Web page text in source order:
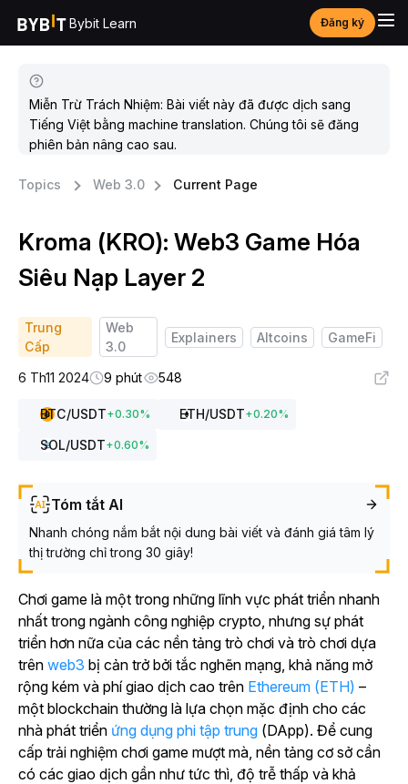
Bybit Learn Đăng ký
Miễn Trừ Trách Nhiệm: Bài viết này đã được dịch sang
Tiếng Việt bằng machine translation. Chúng tôi sẽ đăng
phiên bản nâng cao sau.
Topics Web 3.0 Current Page
Kroma (KRO): Web3 Game Hóa
Siêu Nạp Layer 2
Trung
Cấp
Web
3.0
Explainers Altcoins GameFi
6 Th11 2024 9 phút 548
BTC/USDT+0.30% ETH/USDT+0.20%
SOL/USDT+0.60%
Tóm tắt AI
Nhanh chóng nắm bắt nội dung bài viết và đánh giá tâm lý
thị trường chỉ trong 30 giây!
Chơi game là một trong những lĩnh vực phát triển nhanh
nhất trong ngành công nghiệp crypto, nhưng sự phát
triển hơn nữa của các nền tảng trò chơi và trò chơi dựa
trên web3 bị cản trở bởi tắc nghẽn mạng, khả năng mở
rộng kém và phí giao dịch cao trên Ethereum (ETH) –
một blockchain thường là lựa chọn mặc định cho các
nhà phát triển ứng dụng phi tập trung (DApp). Để cung
cấp trải nghiệm chơi game mượt mà, nền tảng cơ sở cần
có các giao dịch gần như tức thì, độ trễ thấp và khả